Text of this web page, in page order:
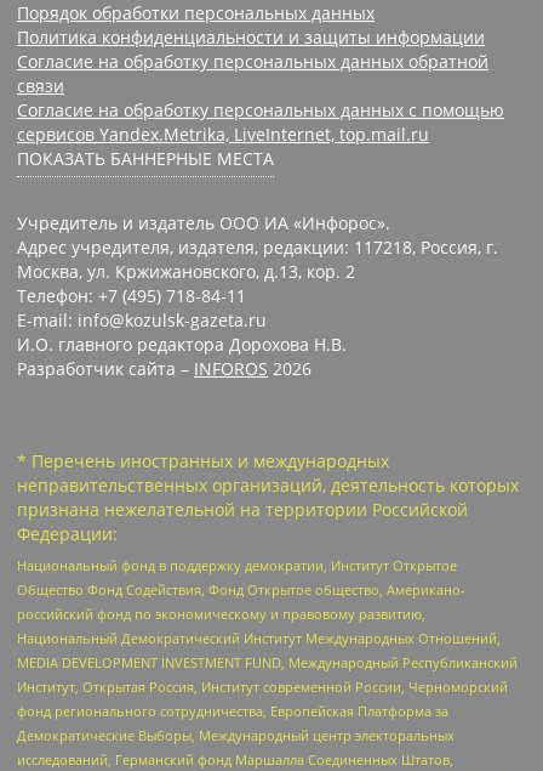
Порядок обработки персональных данных
Политика конфиденциальности и защиты информации
Согласие на обработку персональных данных обратной
связи
Согласие на обработку персональных данных с помощью
сервисов Yandex.Metrika, LiveInternet, top.mail.ru
ПОКАЗАТЬ БАННЕРНЫЕ МЕСТА
Учредитель и издатель ООО ИА «Инфорос».
Адрес учредителя, издателя, редакции: 117218, Россия, г.
Москва, ул. Кржижановского, д.13, кор. 2
Телефон: +7 (495) 718-84-11
E-mail: info@kozulsk-gazeta.ru
И.О. главного редактора Дорохова Н.В.
Разработчик сайта – INFOROS 2026
* Перечень иностранных и международных
неправительственных организаций, деятельность которых
признана нежелательной на территории Российской
Федерации:
Национальный фонд в поддержку демократии, Институт Открытое
Общество Фонд Содействия, Фонд Открытое общество, Американо-
российский фонд по экономическому и правовому развитию,
Национальный Демократический Институт Международных Отношений,
MEDIA DEVELOPMENT INVESTMENT FUND, Международный Республиканский
Институт, Открытая Россия, Институт современной России, Черноморский
фонд регионального сотрудничества, Европейская Платформа за
Демократические Выборы, Международный центр электоральных
исследований, Германский фонд Маршалла Соединенных Штатов,